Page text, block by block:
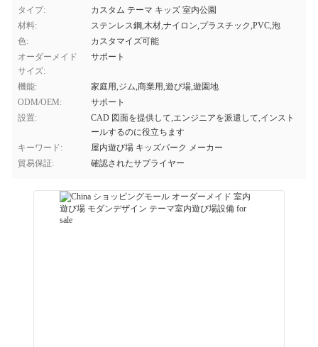
タイプ:
カスタム テーマ キッズ 室内公園
材料:
ステンレス鋼,木材,ナイロン,プラスチック,PVC,泡
色:
カスタマイズ可能
オーダーメイド
サイズ:
サポート
機能:
家庭用,ジム,商業用,遊び場,遊園地
ODM/OEM:
サポート
設置:
CAD 図面を提供して,エンジニアを派遣して,インスト
ールするのに役立ちます
キーワード:
屋内遊び場 キッズパーク メーカー
貿易保証:
確認されたサプライヤー